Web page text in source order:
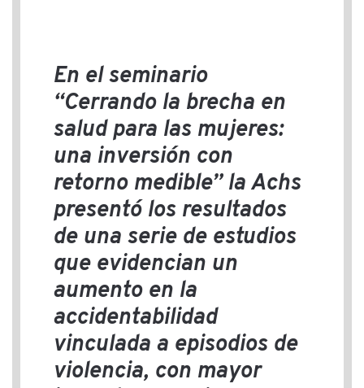
En el seminario
“Cerrando la brecha en
salud para las mujeres:
una inversión con
retorno medible” la Achs
presentó los resultados
de una serie de estudios
que evidencian un
aumento en la
accidentabilidad
vinculada a episodios de
violencia, con mayor